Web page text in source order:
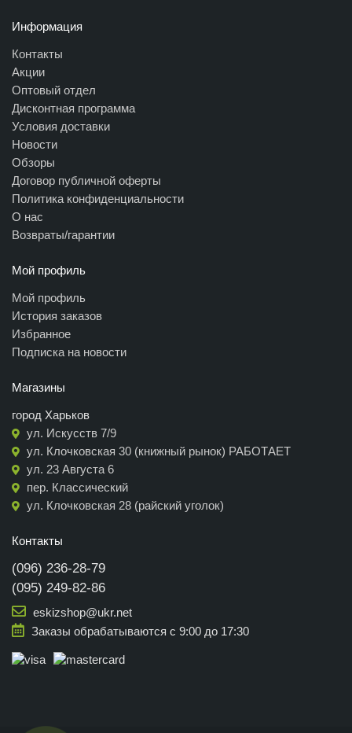
Информация
Контакты
Акции
Оптовый отдел
Дисконтная программа
Условия доставки
Новости
Обзоры
Договор публичной оферты
Политика конфиденциальности
О нас
Возвраты/гарантии
Мой профиль
Мой профиль
История заказов
Избранное
Подписка на новости
Магазины
город Харьков
ул. Искусств 7/9
ул. Клочковская 30 (книжный рынок) РАБОТАЕТ
ул. 23 Августа 6
пер. Классический
ул. Клочковская 28 (райский уголок)
Контакты
(096) 236-28-79
(095) 249-82-86
eskizshop@ukr.net
Заказы обрабатываются с 9:00 до 17:30